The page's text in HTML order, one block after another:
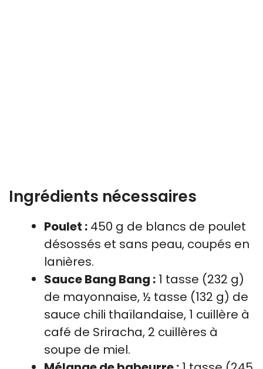
Ingrédients nécessaires
Poulet : 450 g de blancs de poulet
désossés et sans peau, coupés en
lanières.
Sauce Bang Bang : 1 tasse (232 g)
de mayonnaise, ½ tasse (132 g) de
sauce chili thaïlandaise, 1 cuillère à
café de Sriracha, 2 cuillères à
soupe de miel.